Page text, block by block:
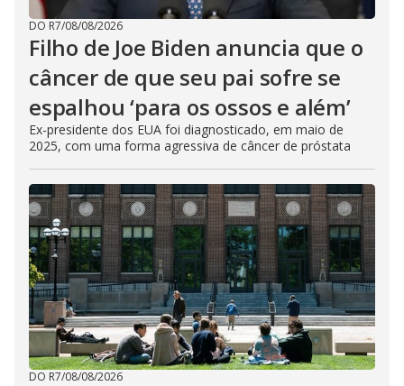
DO R7/08/08/2026
Filho de Joe Biden anuncia que o
câncer de que seu pai sofre se
espalhou ‘para os ossos e além’
Ex-presidente dos EUA foi diagnosticado, em maio de
2025, com uma forma agressiva de câncer de próstata
DO R7/08/08/2026